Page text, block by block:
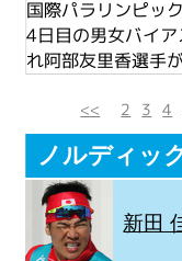
国際パラリンピッ
4日目の男女バイ
れ阿部友里香選手
<< 2 3 4
ノルディッ
新田